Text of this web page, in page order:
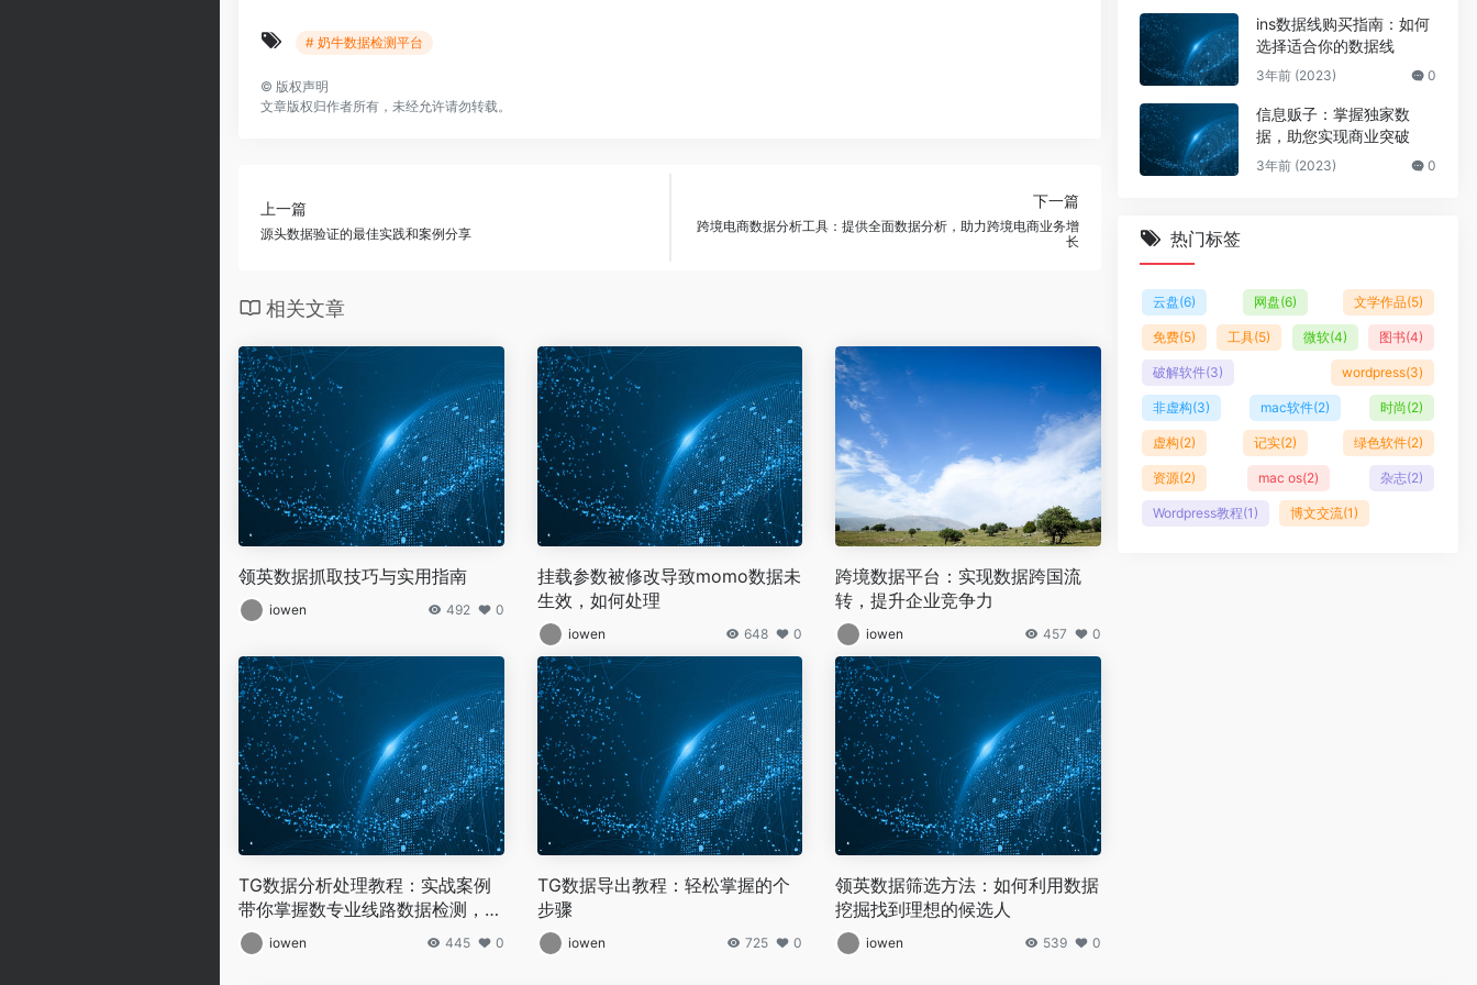
# 奶牛数据检测平台
© 版权声明
文章版权归作者所有，未经允许请勿转载。
上一篇
源头数据验证的最佳实践和案例分享
下一篇
跨境电商数据分析工具：提供全面数据分析，助力跨境电商业务增
长
相关文章
领英数据抓取技巧与实用指南
iowen 492 0
挂载参数被修改导致momo数据未
生效，如何处理
iowen 648 0
跨境数据平台：实现数据跨国流
转，提升企业竞争力
iowen 457 0
TG数据分析处理教程：实战案例
带你掌握数专业线路数据检测，保
障数据质量
iowen 445 0
TG数据导出教程：轻松掌握的个
步骤
iowen 725 0
领英数据筛选方法：如何利用数据
挖掘找到理想的候选人
iowen 539 0
ins数据线购买指南：如何
选择适合你的数据线
3年前 (2023) 0
信息贩子：掌握独家数
据，助您实现商业突破
3年前 (2023) 0
热门标签
云盘(6) 网盘(6) 文学作品(5)
免费(5) 工具(5) 微软(4) 图书(4)
破解软件(3) wordpress(3)
非虚构(3) mac软件(2) 时尚(2)
虚构(2) 记实(2) 绿色软件(2)
资源(2) mac os(2) 杂志(2)
Wordpress教程(1) 博文交流(1)